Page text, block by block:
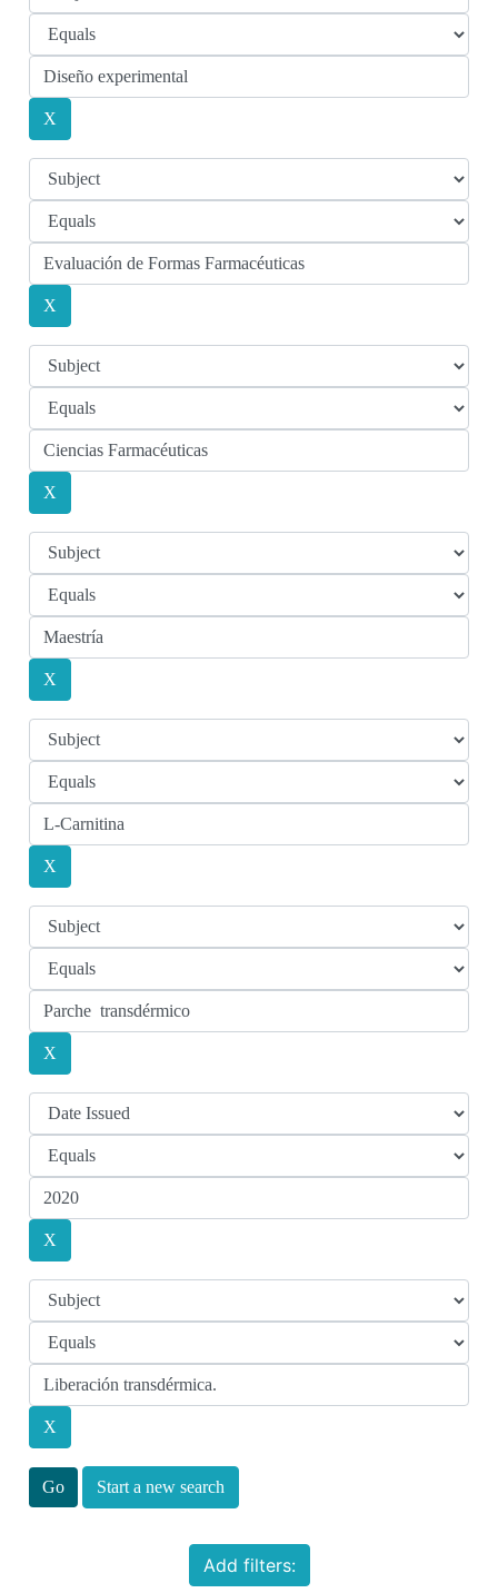
Start a new search
Add filters: